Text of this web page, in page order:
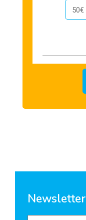
50€
Newsletter